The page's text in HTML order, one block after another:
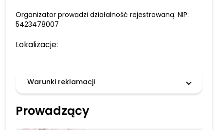
Organizator prowadzi działalność rejestrowaną. NIP:
5423478007
Lokalizacje:
Warunki reklamacji
Prowadzący